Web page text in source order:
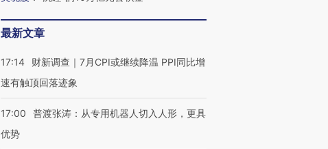
最新文章
17:14
财新调查｜7月CPI或继续降温 PPI同比增
速有触顶回落迹象
17:00
普渡张涛：从专用机器人切入人形，更具
优势